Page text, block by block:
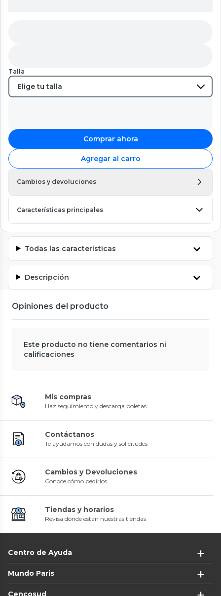
Talla
Comprar ahora
Agregar al carro
Cambios y devoluciones
Características principales
Todas las características
Descripción
Opiniones del producto
Este producto no tiene comentarios ni
calificaciones
Mis compras
Haz seguimiento y descarga boletas
Contáctanos
Te ayudamos con dudas y solicitudes
Cambios y Devoluciones
Conoce cómo pedirlos
Tiendas y horarios
Revisa dónde están nuestras tiendas
Centro de Ayuda
Mundo Paris
Cencosud